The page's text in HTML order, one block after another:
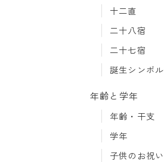
十二直
二十八宿
二十七宿
誕生シンボル
年齢と学年
年齢・干支
学年
子供のお祝い